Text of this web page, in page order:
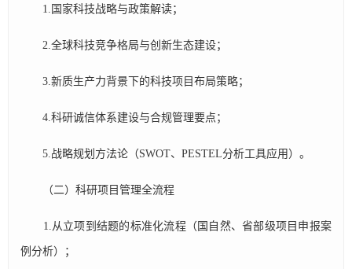
1.国家科技战略与政策解读；
2.全球科技竞争格局与创新生态建设；
3.新质生产力背景下的科技项目布局策略；
4.科研诚信体系建设与合规管理要点；
5.战略规划方法论（SWOT、PESTEL分析工具应用）。
（二）科研项目管理全流程​​
1.从立项到结题的标准化流程（国自然、省部级项目申报案
例分析）；